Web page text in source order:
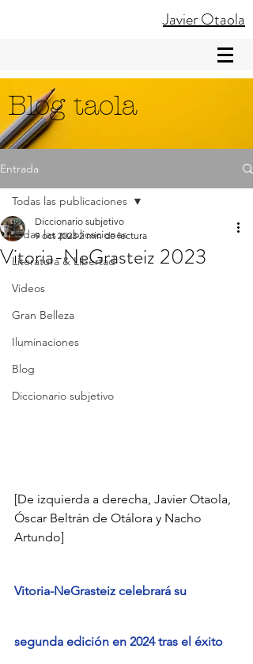
Javier Otaola
Blog taola
Entrada
Todas las publicaciones
Literatura & Libertad
Videos
Gran Belleza
Iluminaciones
Blog
Diccionario subjetivo
Todas las publicaciones
Vitoria-NeGrasteiz 2023
Diccionario subjetivo
9 oct 2023 2 min de lectura
[De izquierda a derecha, Javier Otaola,
Óscar Beltrán de Otálora y Nacho
Artundo]
Vitoria-NeGrasteiz celebrará su
segunda edición en 2024 tras el éxito